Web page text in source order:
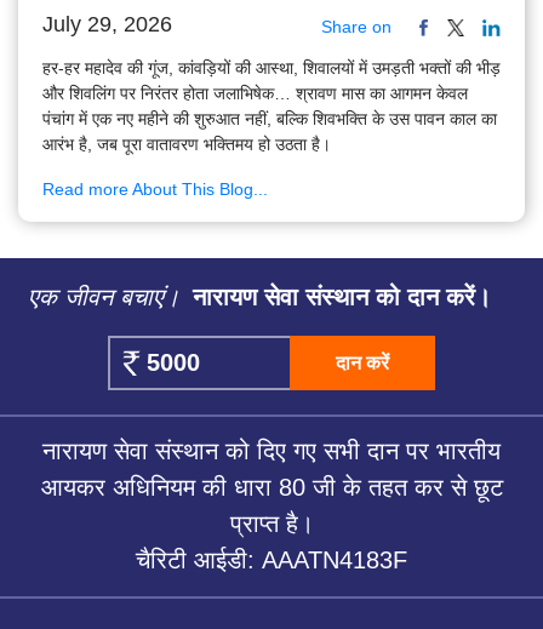
July 29, 2026 Share on
हर-हर महादेव की गूंज, कांवड़ियों की आस्था, शिवालयों में उमड़ती भक्तों की भीड़
और शिवलिंग पर निरंतर होता जलाभिषेक… श्रावण मास का आगमन केवल
पंचांग में एक नए महीने की शुरुआत नहीं, बल्कि शिवभक्ति के उस पावन काल का
आरंभ है, जब पूरा वातावरण भक्तिमय हो उठता है।
Read more About This Blog...
एक जीवन बचाएं। नारायण सेवा संस्थान को दान करें।
दान करें
नारायण सेवा संस्थान को दिए गए सभी दान पर भारतीय
आयकर अधिनियम की धारा 80 जी के तहत कर से छूट
प्राप्त है।
चैरिटी आईडी: AAATN4183F